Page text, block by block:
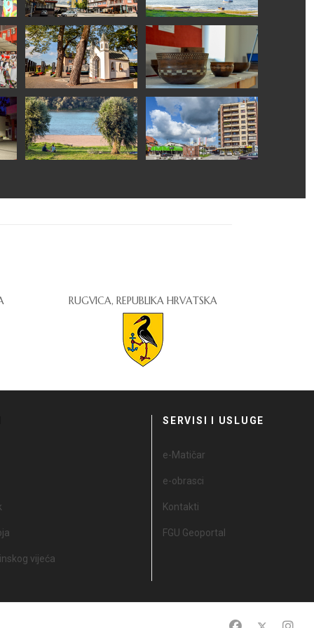
RUGVICA, REPUBLIKA HRVATSKA
vijeća
SERVISI I USLUGE
e-Matičar
e-obrasci
Kontakti
FGU Geoportal